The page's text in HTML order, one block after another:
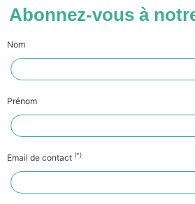
Abonnez-vous à
Nom
Prénom
Email de contact (*)